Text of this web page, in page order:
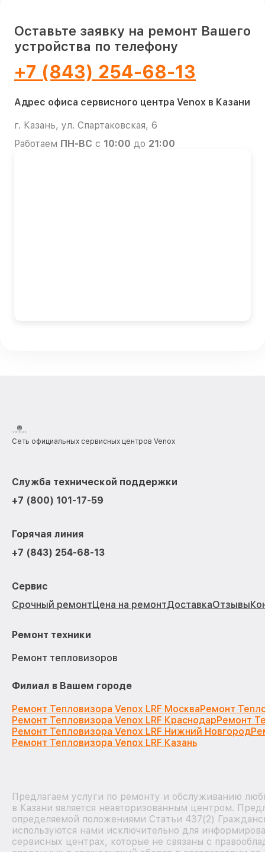
Оставьте заявку на ремонт Вашего
устройства по телефону
+7 (843) 254-68-13
Адрес офиса сервисного центра Venox в Казани
г. Казань, ул. Спартаковская, 6
Работаем ПН-ВС с 10:00 до 21:00
Сеть официальных сервисных центров Venox
Служба технической поддержки
+7 (800) 101-17-59
Горячая линия
+7 (843) 254-68-13
Сервис
Срочный ремонтЦена на ремонтДоставкаОтзывы
Ремонт техники
Ремонт тепловизоров
Филиал в Вашем городе
Ремонт Тепловизора Venox LRF МоскваРемонт
Ремонт Тепловизора Venox LRF КраснодарРемонт
Ремонт Тепловизора Venox LRF Нижний Новгород
Ремонт Тепловизора Venox LRF Казань
Предлагаем услуги по ремонту и обслуживанию
в Казани является неавторизованным центром.
определяемой положениями Статьи 437(2)
используются нами исключительно для
сервисных центрах, которые не связаны с